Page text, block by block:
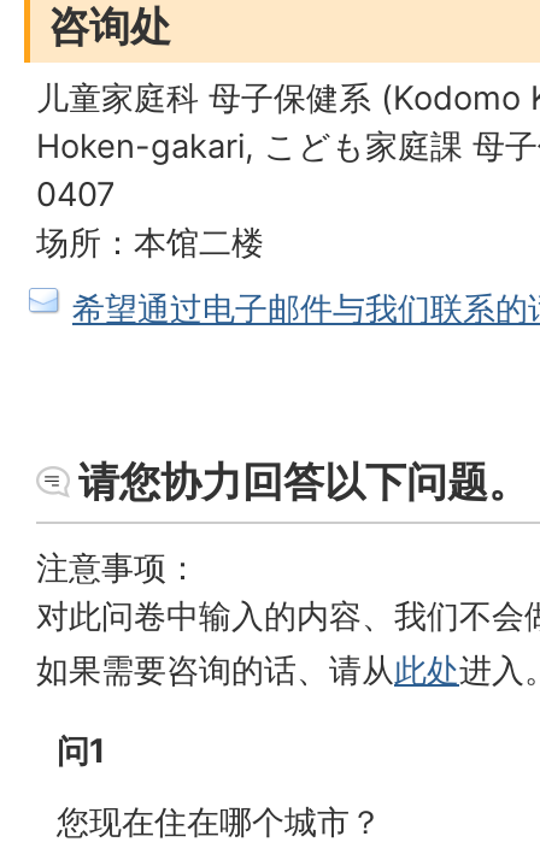
咨询处
儿童家庭科 母子保健系
Hoken-gakari, こども家庭課 母
0407
场所：本馆二楼
希望通过电子邮件与我们联系
请您协力回答以下问题。
注意事项：
对此问卷中输入的内容、我们不会
如果需要咨询的话、请从此处进入
问1
您现在住在哪个城市？